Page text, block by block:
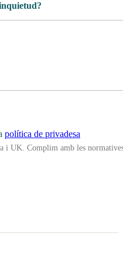
política de privadesa
i UK. Complim amb les